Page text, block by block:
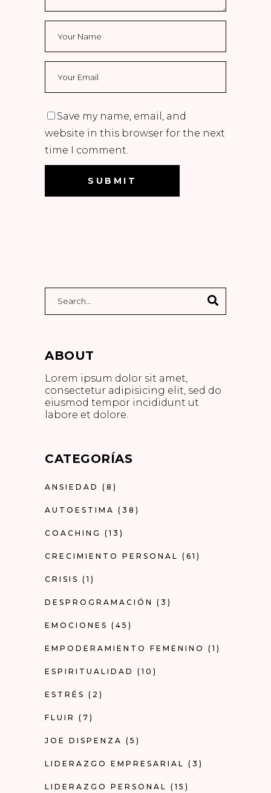
Save my name, email, and
website in this browser for the next
time I comment.
ABOUT
Lorem ipsum dolor sit amet,
consectetur adipisicing elit, sed do
eiusmod tempor incididunt ut
labore et dolore.
CATEGORÍAS
ANSIEDAD (8)
AUTOESTIMA (38)
COACHING (13)
CRECIMIENTO PERSONAL (61)
CRISIS (1)
DESPROGRAMACIÓN (3)
EMOCIONES (45)
EMPODERAMIENTO FEMENINO (1)
ESPIRITUALIDAD (10)
ESTRÉS (2)
FLUIR (7)
JOE DISPENZA (5)
LIDERAZGO EMPRESARIAL (3)
LIDERAZGO PERSONAL (15)